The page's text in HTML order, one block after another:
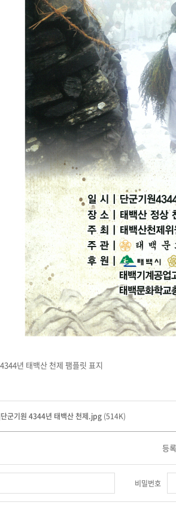
년 태백산 천제 팸플릿 표지
군기원 4344년 태백산 천제.jpg (514K)
등
비밀번호